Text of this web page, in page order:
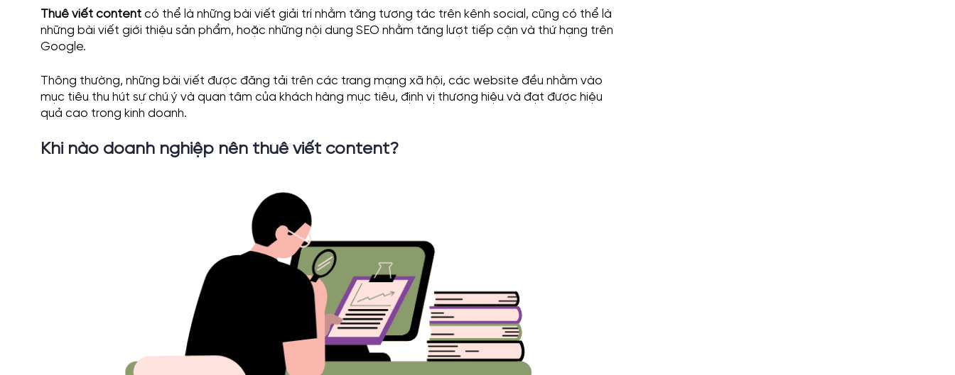
Thuê viết content có thể là những bài viết giải trí nhằm tăng tương tác trên kênh social, cũng có thể là
những bài viết giới thiệu sản phẩm, hoặc những nội dung SEO nhằm tăng lượt tiếp cận và thứ hạng trên
Google.
Thông thường, những bài viết được đăng tải trên các trang mạng xã hội, các website đều nhằm vào
mục tiêu thu hút sự chú ý và quan tâm của khách hàng mục tiêu, định vị thương hiệu và đạt được hiệu
quả cao trong kinh doanh.
Khi nào doanh nghiệp nên thuê viết content?